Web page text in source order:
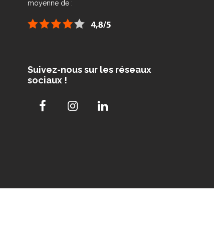
moyenne de :
Suivez-nous sur les réseaux
sociaux !